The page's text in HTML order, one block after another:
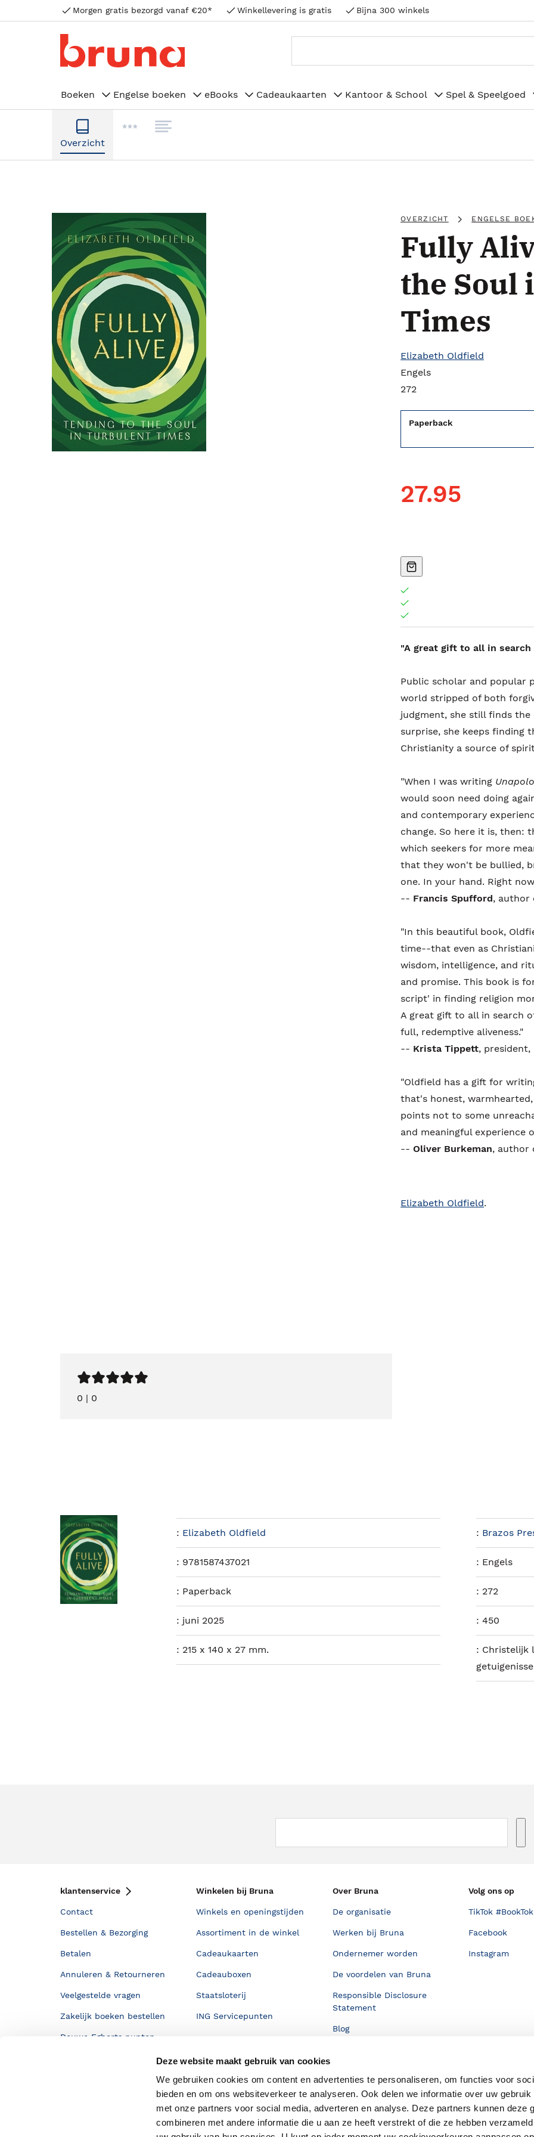
Deze website maakt gebruik van cookies
We gebruiken cookies om content en advertenties te personaliseren, om functies voor
bieden en om ons websiteverkeer te analyseren. Ook delen we informatie over uw
met onze partners voor social media, adverteren en analyse. Deze partners kunnen deze
combineren met andere informatie die u aan ze heeft verstrekt of die ze hebben
Morgen gratis bezorgd vanaf €20* Winkellevering is gratis Bijna 300 winkels
Boeken Engelse boeken eBooks Cadeaukaarten Kantoor & School Spel & Speelgoed
Overzicht
OVERZICHT ENGELSE
Fully
the Soul
Times
Elizabeth Oldfield
Engels
272
Paperback
27.95
"A great gift to all in
Public scholar and popular
world stripped of both
judgment, she still finds
surprise, she keeps finding
Christianity a source of
"When I was writing
would soon need doing
and contemporary
change. So here it is, then:
which seekers for more
that they won't be bullied,
one. In your hand. Right
-- Francis Spufford,
"In this beautiful book,
time--that even as
wisdom, intelligence, and
and promise. This book is
script' in finding religion
A great gift to all in search
full, redemptive aliveness."
-- Krista Tippett,
"Oldfield has a gift for
that's honest,
points not to some
and meaningful experience
-- Oliver Burkeman, author
Elizabeth Oldfield.
0 | 0
: Elizabeth Oldfield : Brazos
: 9781587437021 : Engels
: Paperback : 272
: juni 2025 :450
: 215 x 140 x 27 mm. : Christelijk
klantenservice
Contact
Bestellen & Bezorging
Betalen
Annuleren & Retourneren
Veelgestelde vragen
Zakelijk boeken bestellen
Douwe Egberts punten
Winkelen bij Bruna
Winkels en openingstijden
Assortiment in de winkel
Cadeaukaarten
Cadeauboxen
Staatsloterij
ING Servicepunten
Over Bruna
De organisatie
Werken bij Bruna
Ondernemer worden
De voordelen van Bruna
Responsible Disclosure
Statement
Blog
Volg ons op
TikTok #BookTok
Facebook
Instagram